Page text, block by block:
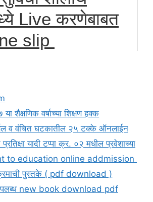
Live करणेबाबत
slip
शैक्षणिक वर्षाच्या शिक्षण हक्क
व वंचित घटकातील २५ टक्के ऑनलाईन
यादी टप्पा क्र. ०२ मधील प्रवेशाच्या
to education online addmission
पुस्तके ( pdf download )
उपलब्ध new book download pdf